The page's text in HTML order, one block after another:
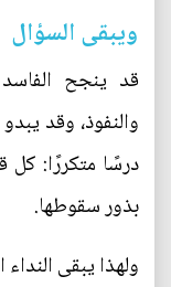
ويبقى السؤال
قد ينجح
والنفوذ، وقد
درسًا متكررًا: كل
بذور سقوطها.
ولهذا يبقى